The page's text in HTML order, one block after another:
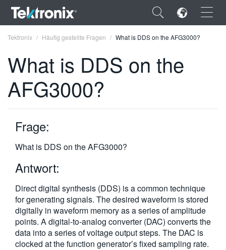
×
ENGLISH
日本語
한국어
繁體中文
Tektronix Häufig gestellte Fragen What is DDS on the AFG3000?
What is DDS on the
AFG3000?
Frage:
What is DDS on the AFG3000?
Antwort:
Direct digital synthesis (DDS) is a common technique
for generating signals. The desired waveform is stored
digitally in waveform memory as a series of amplitude
points. A digital-to-analog converter (DAC) converts the
data into a series of voltage output steps. The DAC is
clocked at the function generator’s fixed sampling rate.